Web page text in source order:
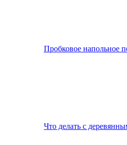
Пробковое напольное
Что делать с